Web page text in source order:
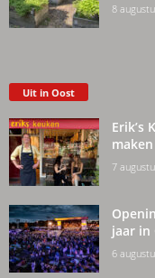
8
Uit in Oost
Erik’s
7
jaar in
6